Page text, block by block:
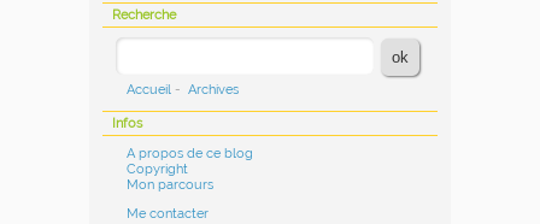
Recherche
Accueil - Archives
Infos
A propos de ce blog
Copyright
Mon parcours
Me contacter